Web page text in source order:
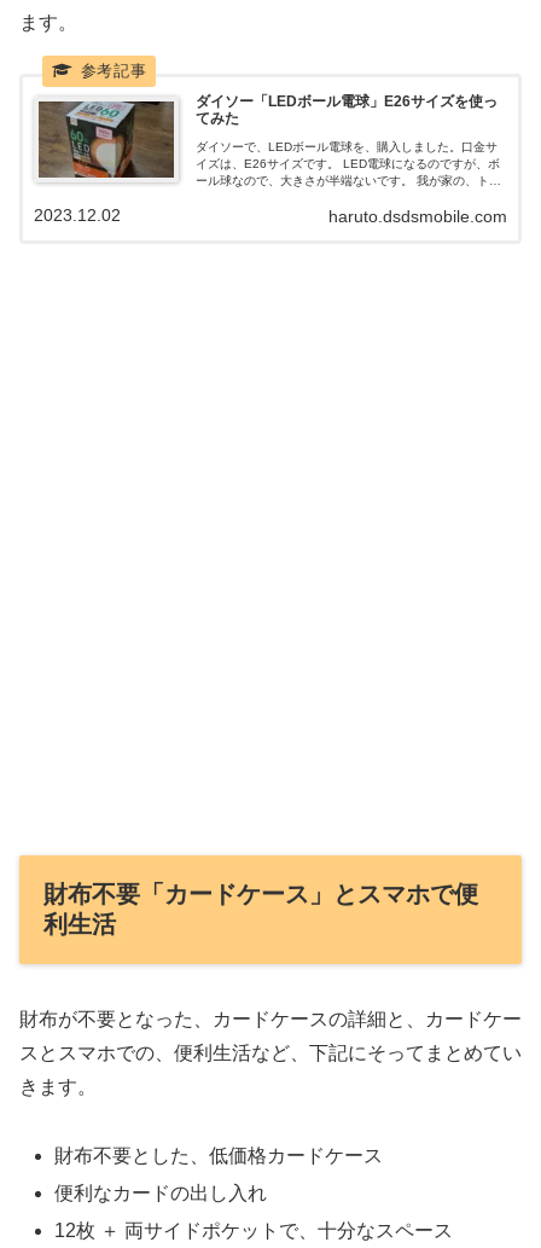
ます。
ダイソー「LEDボール電球」E26サイズを使っ
てみた
ダイソーで、LEDボール電球を、購入しました。口金サ
イズは、E26サイズです。 LED電球になるのですが、ボ
ール球なので、大きさが半端ないです。 我が家の、トイ
で、LED電球に変えても、LEDボール電球を選びまし
haruto.dsdsmobile.com
2023.12.02
財布不要「カードケース」とスマホで便
利生活
財布が不要となった、カードケースの詳細と、カードケー
スとスマホでの、便利生活など、下記にそってまとめてい
きます。
財布不要とした、低価格カードケース
便利なカードの出し入れ
12枚 ＋ 両サイドポケットで、十分なスペース